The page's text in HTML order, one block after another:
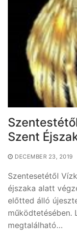
Asztrozófia
Kérdő
Tarot
Számmisztika
Bach-virág
Metamorf
Árak
Kapcsolat
Programok
Szent
DECEMBER 23, 2019
Szentesetétől
éjszaka alatt
előtted álló
működtetésében.
megtalálható…